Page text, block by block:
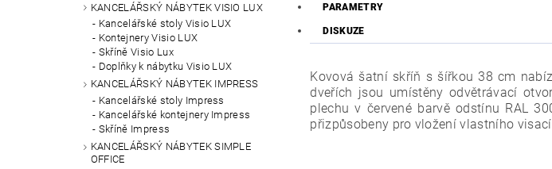
KANCELÁŘSKÝ NÁBYTEK VISIO LUX
Kancelářské stoly Visio LUX
Kontejnery Visio LUX
Skříně Visio Lux
Doplňky k nábytku Visio LUX
KANCELÁŘSKÝ NÁBYTEK IMPRESS
Kancelářské stoly Impress
Kancelářské kontejnery Impress
Skříně Impress
KANCELÁŘSKÝ NÁBYTEK SIMPLE
OFFICE
PARAMETRY
DISKUZE
Kovová šatní skříň s šířkou 38 cm
dveřích jsou umístěny odvětrávací
plechu v červené barvě odstínu RAL
přizpůsobeny pro vložení vlastního